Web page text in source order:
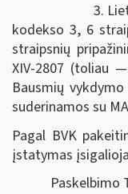
3. Lietuvos
kodekso 3, 6
straipsnių
XIV-2807 (toliau
Bausmių
suderinamos su
Pagal BVK
įstatymas
Paskelbimo